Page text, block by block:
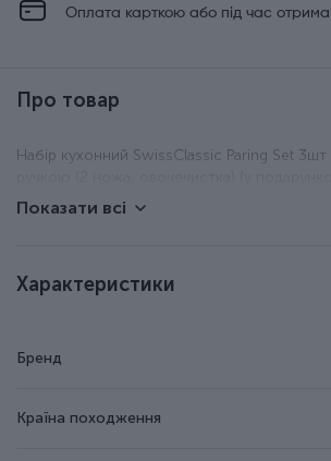
Оплата карткою або під час
Про товар
Набір кухонний SwissClassic Paring Set
Показати всі
Характеристики
Бренд
Країна походження